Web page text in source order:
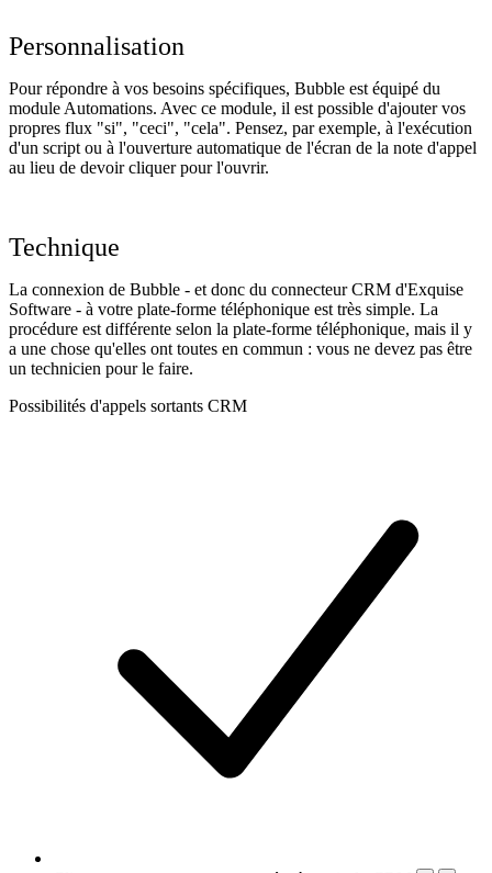
Personnalisation
Pour répondre à vos besoins spécifiques, Bubble est équipé du
module Automations. Avec ce module, il est possible d'ajouter vos
propres flux "si", "ceci", "cela". Pensez, par exemple, à l'exécution
d'un script ou à l'ouverture automatique de l'écran de la note d'appel
au lieu de devoir cliquer pour l'ouvrir.
Technique
La connexion de Bubble - et donc du connecteur CRM d'Exquise
Software - à votre plate-forme téléphonique est très simple. La
procédure est différente selon la plate-forme téléphonique, mais il y
a une chose qu'elles ont toutes en commun : vous ne devez pas être
un technicien pour le faire.
Possibilités d'appels sortants CRM